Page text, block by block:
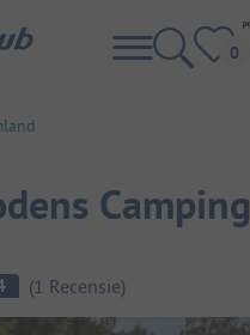
Camping
(1 Recensie)